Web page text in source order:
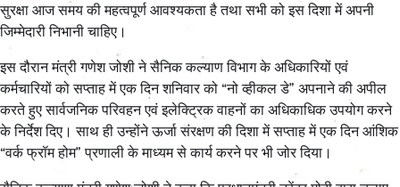
सुरक्षा आज समय की महत्वपूर्ण आवश्यकता है तथा सभी को इस दिशा में अपनी
जिम्मेदारी निभानी चाहिए।
इस दौरान मंत्री गणेश जोशी ने सैनिक कल्याण विभाग के अधिकारियों एवं
कर्मचारियों को सप्ताह में एक दिन शनिवार को “नो व्हीकल डे” अपनाने की अपील
करते हुए सार्वजनिक परिवहन एवं इलेक्ट्रिक वाहनों का अधिकाधिक उपयोग करने
के निर्देश दिए। साथ ही उन्होंने ऊर्जा संरक्षण की दिशा में सप्ताह में एक दिन आंशिक
“वर्क फ्रॉम होम” प्रणाली के माध्यम से कार्य करने पर भी जोर दिया।